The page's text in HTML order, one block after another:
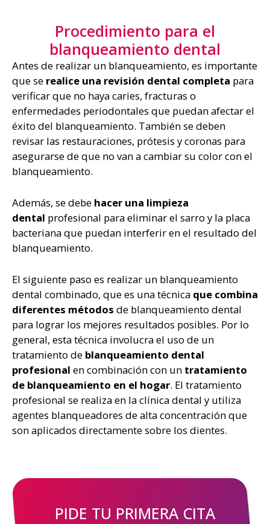
Procedimiento para el
blanqueamiento dental
Antes de realizar un blanqueamiento, es importante
que se realice una revisión dental completa para
verificar que no haya caries, fracturas o
enfermedades periodontales que puedan afectar el
éxito del blanqueamiento. También se deben
revisar las restauraciones, prótesis y coronas para
asegurarse de que no van a cambiar su color con el
blanqueamiento.
Además, se debe hacer una limpieza
dental profesional para eliminar el sarro y la placa
bacteriana que puedan interferir en el resultado del
blanqueamiento.
El siguiente paso es realizar un blanqueamiento
dental combinado, que es una técnica que combina
diferentes métodos de blanqueamiento dental
para lograr los mejores resultados posibles. Por lo
general, esta técnica involucra el uso de un
tratamiento de blanqueamiento dental
profesional en combinación con un tratamiento
de blanqueamiento en el hogar. El tratamiento
profesional se realiza en la clínica dental y utiliza
agentes blanqueadores de alta concentración que
son aplicados directamente sobre los dientes.
PIDE TU PRIMERA CITA